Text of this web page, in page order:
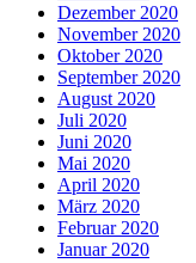
Dezember 2020
November 2020
Oktober 2020
September 2020
August 2020
Juli 2020
Juni 2020
Mai 2020
April 2020
März 2020
Februar 2020
Januar 2020